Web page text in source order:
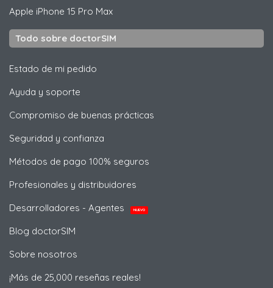
Apple iPhone 15 Pro Max
Todo sobre doctorSIM
Estado de mi pedido
Ayuda y soporte
Compromiso de buenas prácticas
Seguridad y confianza
Métodos de pago 100% seguros
Profesionales y distribuidores
Desarrolladores - Agentes
NUEVO
Blog doctorSIM
Sobre nosotros
¡Más de 25,000 reseñas reales!